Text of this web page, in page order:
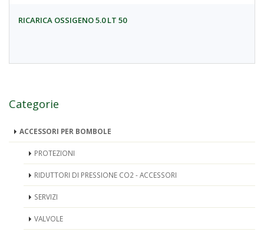
RICARICA OSSIGENO 5.0 LT 50
Categorie
ACCESSORI PER BOMBOLE
PROTEZIONI
RIDUTTORI DI PRESSIONE CO2 - ACCESSORI
SERVIZI
VALVOLE